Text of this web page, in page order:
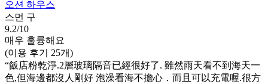
오션 하우스
스먼 구
9.2/10
매우 훌륭해요
(이용 후기 25개)
“飯店粉乾淨.2層玻璃隔音已經很好了. 雖然雨天看不到海天一
色,但海邊都沒人剛好 泡澡看海不擔心．而且可以充電喔.很方